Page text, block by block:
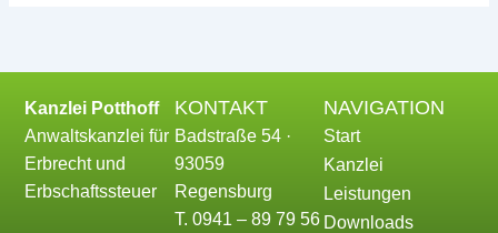
Kanzlei Potthoff
Anwaltskanzlei für
Erbrecht und
Erbschaftssteuer
KONTAKT
Badstraße 54 ·
93059
Regensburg
T. 0941 – 89 79 56
NAVIGATION
Start
Kanzlei
Leistungen
Downloads